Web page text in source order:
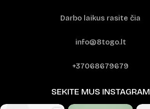
Darbo laikus rasite čia
info@8togo.lt
+37068679679
SEKITE MUS INSTAGRAM